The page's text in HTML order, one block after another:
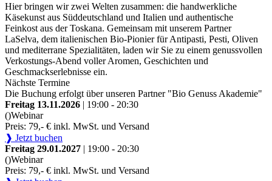
Hier bringen wir zwei Welten zusammen: die handwerkliche
Käsekunst aus Süddeutschland und Italien und authentische
Feinkost aus der Toskana. Gemeinsam mit unserem Partner
LaSelva, dem italienischen Bio-Pionier für Antipasti, Pesti, Oliven
und mediterrane Spezialitäten, laden wir Sie zu einem genussvollen
Verkostungs-Abend voller Aromen, Geschichten und
Geschmackserlebnisse ein.
Nächste Termine
Die Buchung erfolgt über unseren Partner "Bio Genuss Akademie"
Freitag 13.11.2026 | 19:00 - 20:30
()Webinar
Preis: 79,- € inkl. MwSt. und Versand
❱ Jetzt buchen
Freitag 29.01.2027 | 19:00 - 20:30
()Webinar
Preis: 79,- € inkl. MwSt. und Versand